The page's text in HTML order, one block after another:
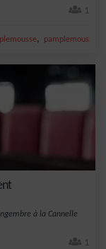
1
, pamplemousse
à la Cannelle
1